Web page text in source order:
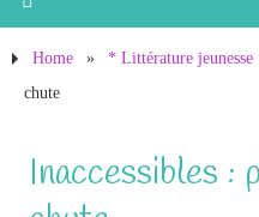
Home » * Littérature jeunesse
chute
Inaccessibles :